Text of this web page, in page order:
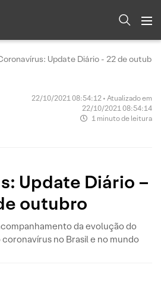
Update Diário - 22 de outubro
22/10/2021 08:54:12 • Atualizado em
22/10/2021 08:54:14
1 minuto de leitura
Update Diário –
outubro
da evolução do
no Brasil e no mundo